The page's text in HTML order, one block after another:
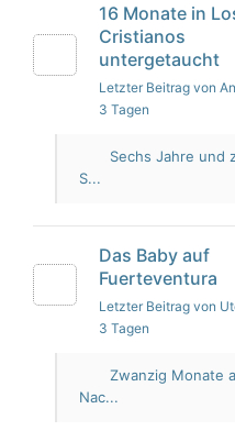
16 Monate in
Cristianos
untergetaucht
Letzter Beitrag von
3 Tagen
Sechs Jahre und
S...
Das Baby auf
Fuerteventura
Letzter Beitrag von
3 Tagen
Zwanzig Monate
Nac...